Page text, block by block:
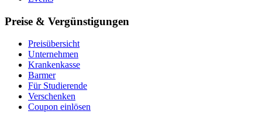
Preise & Vergünstigungen
Preisübersicht
Unternehmen
Krankenkasse
Barmer
Für Studierende
Ver­schen­ken
Coupon einlösen